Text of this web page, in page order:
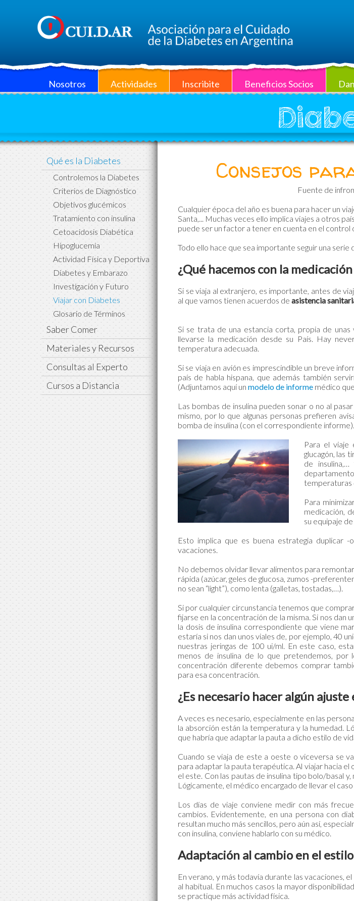
Nosotros Actividades Inscribite Beneficios Socios
Qué es la Diabetes
Controlemos la Diabetes
Criterios de Diagnóstico
Objetivos glucémicos
Tratamiento con insulina
Cetoacidosis Diabética
Hipoglucemia
Actividad Física y Deportiva
Diabetes y Embarazo
Investigación y Futuro
Viajar con Diabetes
Glosario de Términos
Saber Comer
Materiales y Recursos
Consultas al Experto
Cursos a Distancia
Consejos
Fuente de
Cualquier época del año es buena para hacer un
Santa,... Muchas veces ello implica viajes a otros
puede ser un factor a tener en cuenta en el control
Todo ello hace que sea importante seguir una
¿Qué hacemos con la
Si se viaja al extranjero, es importante, antes de
al que vamos tienen acuerdos de asistencia
Si se trata de una estancia corta, propia de unas
llevarse la medicación desde su País. Hay
temperatura adecuada.
Si se viaja en avión es imprescindible un breve
país de habla hispana, que además también
(Adjuntamos aquí un modelo de informe médico
Las bombas de insulina pueden sonar o no al
mismo, por lo que algunas personas prefieren
bomba de insulina (con el correspondiente informe).
Para el viaje
glucagón, las
de
temperaturas
Para
medicación,
su equipaje
Esto implica que es buena estrategia duplicar
vacaciones.
No debemos olvidar llevar alimentos para
rápida (azúcar, geles de glucosa, zumos -
no sean “light”), como lenta (galletas, tostadas,…).
Si por cualquier circunstancia tenemos que
fijarse en la concentración de la misma. Si nos dan
la dosis de insulina correspondiente que viene
estaría si nos dan unos viales de, por ejemplo, 40
nuestras jeringas de 100 ui/ml. En este caso,
menos de insulina de lo que pretendemos, por
concentración diferente debemos comprar
para esa concentración.
¿Es necesario hacer algún
A veces es necesario, especialmente en las
la absorción están la temperatura y la humedad.
que habría que adaptar la pauta a dicho estilo de
Cuando se viaja de este a oeste o viceversa se
para adaptar la pauta terapéutica. Al viajar hacia
el este. Con las pautas de insulina tipo bolo/basal
Lógicamente, el médico encargado de llevar el
Los días de viaje conviene medir con más
cambios. Evidentemente, en una persona con
resultan mucho más sencillos, pero aún así,
con insulina, conviene hablarlo con su médico.
Adaptación al cambio en el
En verano, y más todavía durante las vacaciones,
al habitual. En muchos casos la mayor
se practique más actividad física.